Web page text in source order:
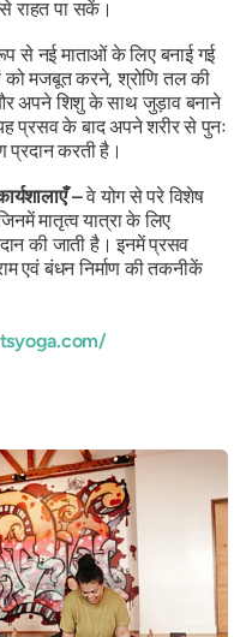
से राहत पा सकें।
से नई माताओं के लिए बनाई गई
को मजबूत करने, श्रोणि तल की
अपने शिशु के साथ जुड़ाव बनाने
प्रसव के बाद अपने शरीर से पुनः
प्रदान करती है।
–वे योग से परे विशेष
मातृत्व यात्रा के लिए
की जाती है। इनमें प्रसव
एवं बंधन निर्माण की तकनीकें